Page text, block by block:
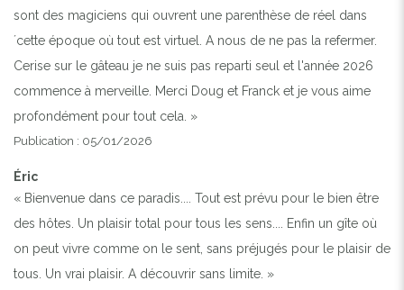
sont des magiciens qui ouvrent une parenthèse de réel dans
´cette époque où tout est virtuel. A nous de ne pas la refermer.
Cerise sur le gâteau je ne suis pas reparti seul et l'année 2026
commence à merveille. Merci Doug et Franck et je vous aime
profondément pour tout cela. »
Publication : 05/01/2026
Éric
« Bienvenue dans ce paradis.... Tout est prévu pour le bien être
des hôtes. Un plaisir total pour tous les sens.... Enfin un gîte où
on peut vivre comme on le sent, sans préjugés pour le plaisir de
tous. Un vrai plaisir. A découvrir sans limite. »